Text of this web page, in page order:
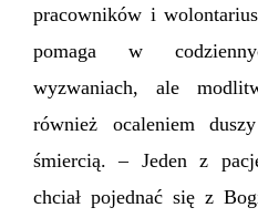
pracowników i
pomaga w
wyzwaniach, ale
również ocaleniem
śmiercią. – Jeden z
chciał pojednać się z